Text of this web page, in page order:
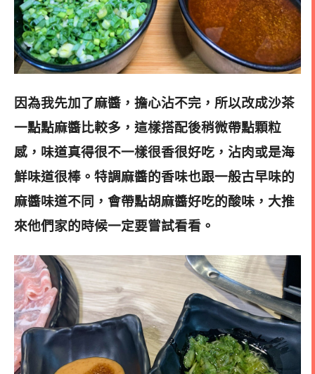
因為我先加了麻醬，擔心沾不完，所以改成沙茶
一點點麻醬比較多，這樣搭配後稍微帶點顆粒
感，味道真得很不一樣很香很好吃，沾肉或是海
鮮味道很棒。特調麻醬的香味也跟一般古早味的
麻醬味道不同，會帶點胡麻醬好吃的酸味，大推
來他們家的時候一定要嘗試看看。